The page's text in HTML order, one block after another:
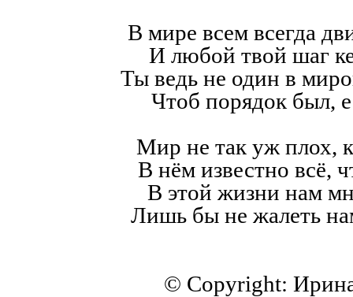
В мире всем всегда
И любой твой шаг
Ты ведь не один в
Чтоб порядок был,
Мир не так уж плох,
В нём известно всё,
В этой жизни нам
Лишь бы не жалеть
© Copyright: